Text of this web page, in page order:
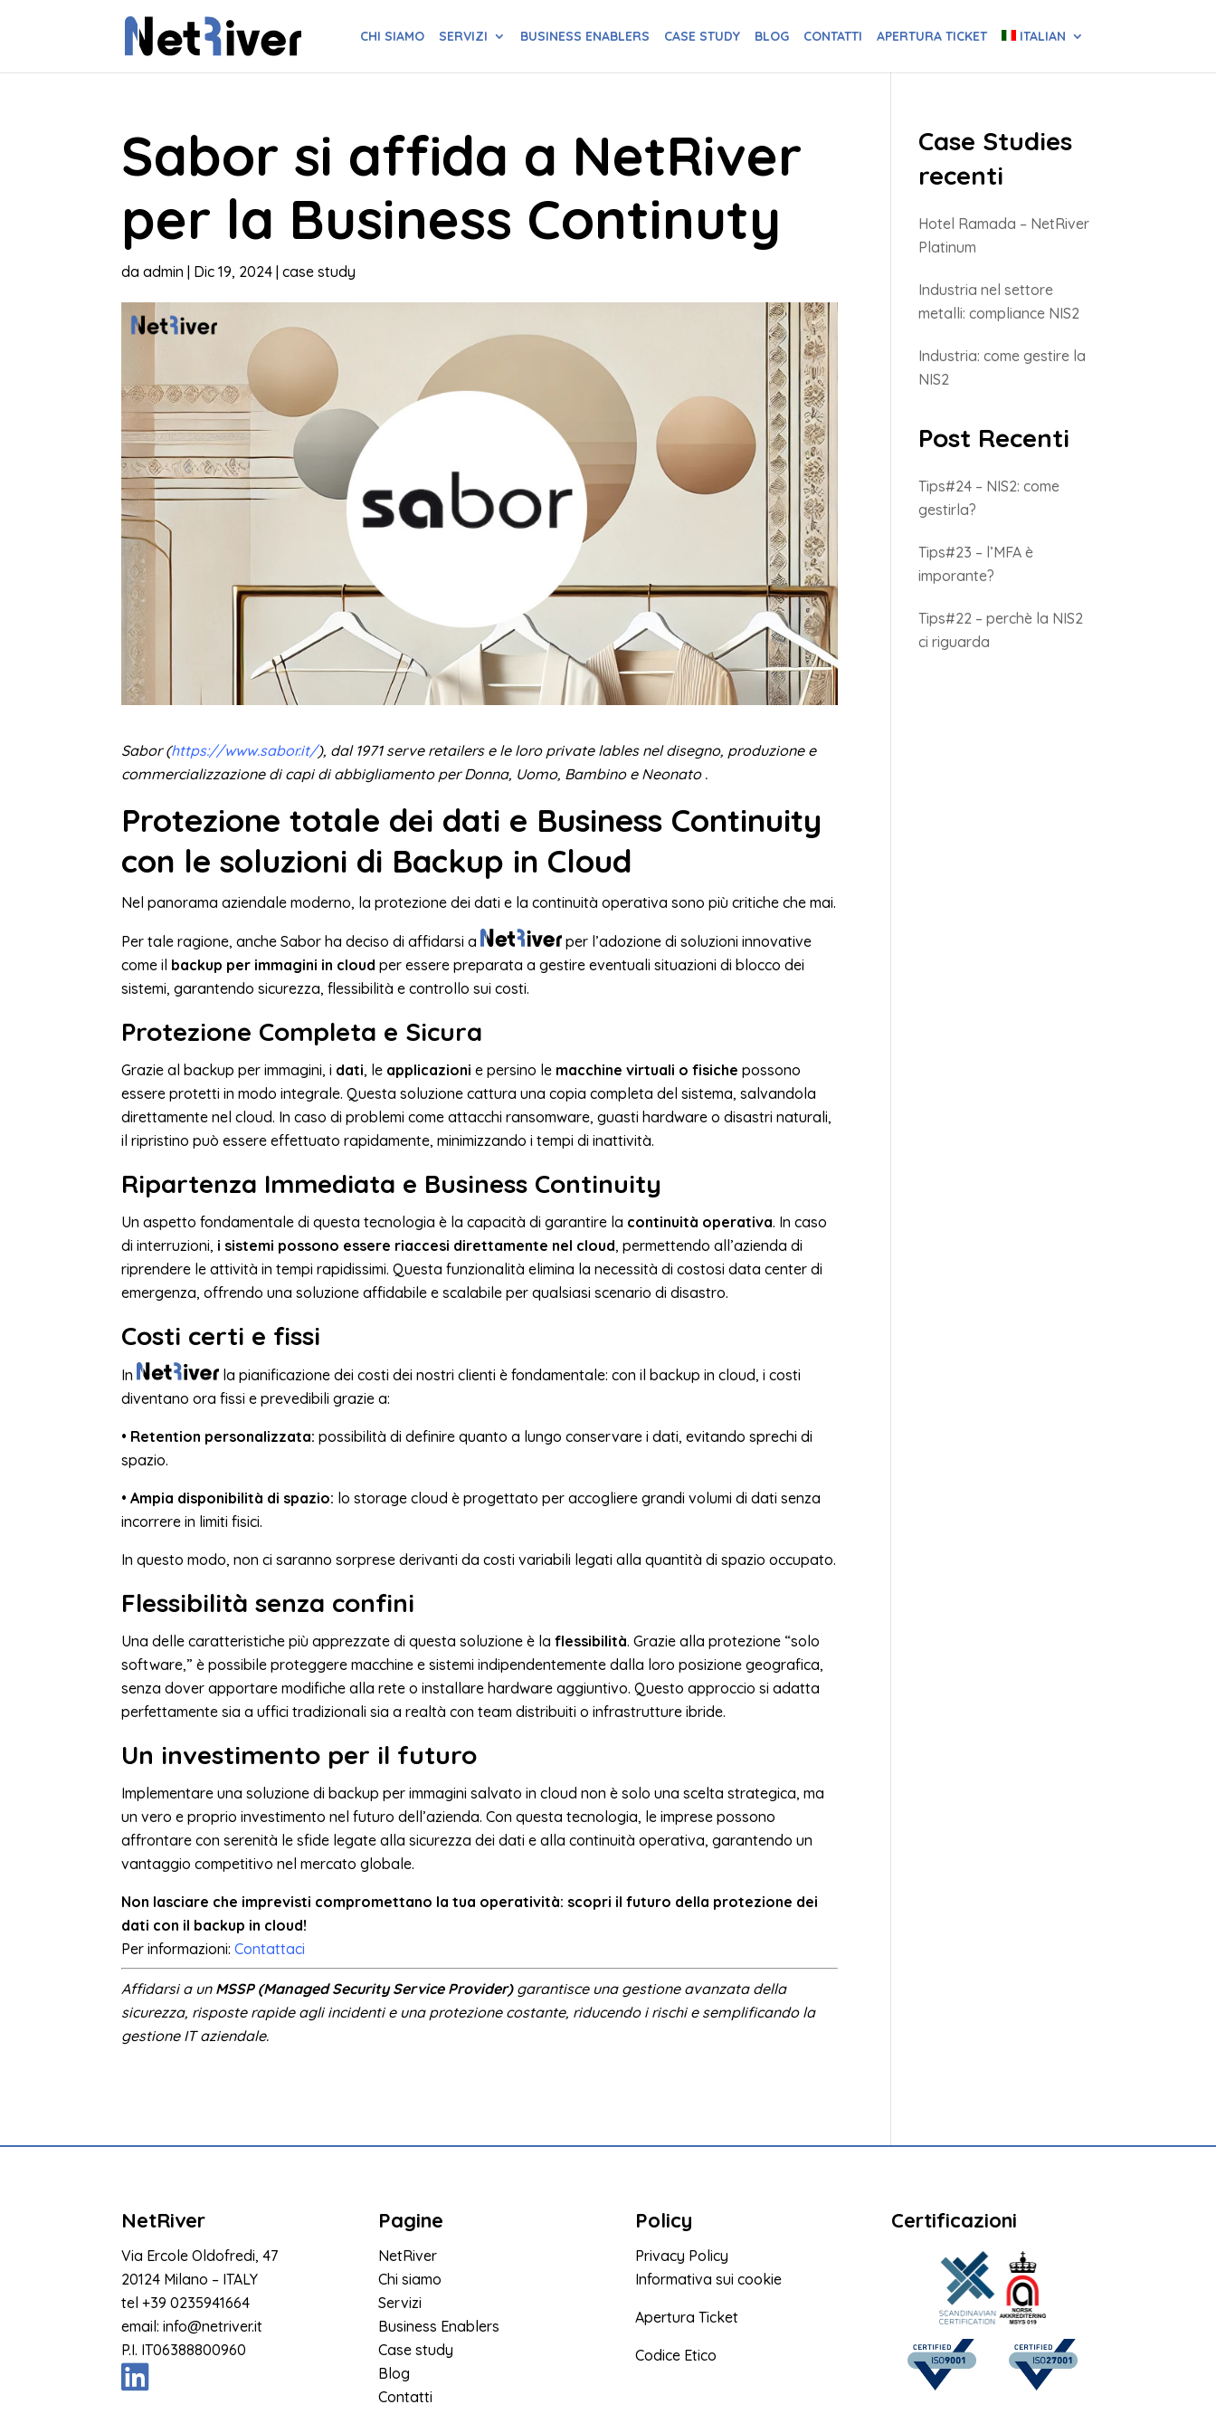
CHI SIAMO SERVIZI BUSINESS ENABLERS CASE STUDY BLOG CONTATTI APERTURA TICKET ITALIAN
Sabor si affida a NetRiver
per la Business Continuty
daadmin | Dic 19, 2024 |case study
Sabor (https://www.sabor.it/), dal 1971 serve retailers e le loro private lables nel disegno, produzione e
commercializzazione di capi di abbigliamento per Donna, Uomo, Bambino e Neonato .
Protezione totale dei dati e Business Continuity
con le soluzioni di Backup in Cloud
Nel panorama aziendale moderno, la protezione dei dati e la continuità operativa sono più critiche che mai.
Per tale ragione, anche Sabor ha deciso di affidarsi a
per l’adozione di soluzioni innovative
come il backup per immagini in cloud per essere preparata a gestire eventuali situazioni di blocco dei
sistemi, garantendo sicurezza, flessibilità e controllo sui costi.
Protezione Completa e Sicura
Grazie al backup per immagini, i dati, le applicazioni e persino le macchine virtuali o fisiche possono
essere protetti in modo integrale. Questa soluzione cattura una copia completa del sistema, salvandola
direttamente nel cloud. In caso di problemi come attacchi ransomware, guasti hardware o disastri naturali,
il ripristino può essere effettuato rapidamente, minimizzando i tempi di inattività.
Ripartenza Immediata e Business Continuity
Un aspetto fondamentale di questa tecnologia è la capacità di garantire la continuità operativa. In caso
di interruzioni, i sistemi possono essere riaccesi direttamente nel cloud, permettendo all’azienda di
riprendere le attività in tempi rapidissimi. Questa funzionalità elimina la necessità di costosi data center di
emergenza, offrendo una soluzione affidabile e scalabile per qualsiasi scenario di disastro.
Costi certi e fissi
In
la pianificazione dei costi dei nostri clienti è fondamentale: con il backup in cloud, i costi
diventano ora fissi e prevedibili grazie a:
• Retention personalizzata: possibilità di definire quanto a lungo conservare i dati, evitando sprechi di
spazio.
•Ampia disponibilità di spazio: lo storage cloud è progettato per accogliere grandi volumi di dati senza
incorrere in limiti fisici.
In questo modo, non ci saranno sorprese derivanti da costi variabili legati alla quantità di spazio occupato.
Flessibilità senza confini
Una delle caratteristiche più apprezzate di questa soluzione è laflessibilità. Grazie alla protezione “solo
software,” è possibile proteggere macchine e sistemi indipendentemente dalla loro posizione geografica,
senza dover apportare modifiche alla rete o installare hardware aggiuntivo. Questo approccio si adatta
perfettamente sia a uffici tradizionali sia a realtà con team distribuiti o infrastrutture ibride.
Un investimento per il futuro
Implementare una soluzione di backup per immagini salvato in cloud non è solo una scelta strategica, ma
un vero e proprio investimento nel futuro dell’azienda. Con questa tecnologia, le imprese possono
affrontare con serenità le sfide legate alla sicurezza dei dati e alla continuità operativa, garantendo un
vantaggio competitivo nel mercato globale.
Non lasciare che imprevisti compromettano la tua operatività: scopri il futuro della protezione dei
dati con il backup in cloud!
Per informazioni:Contattaci
Affidarsi a un MSSP (Managed Security Service Provider)garantisce una gestione avanzata della
sicurezza, risposte rapide agli incidenti e una protezione costante, riducendo i rischi e semplificando la
gestione IT aziendale.
Case Studies
recenti
Hotel Ramada – NetRiver
Platinum
Industria nel settore
metalli: compliance NIS2
Industria: come gestire la
NIS2
Post Recenti
Tips#24 – NIS2: come
gestirla?
Tips#23 – l’MFA è
imporante?
Tips#22 – perchè la NIS2
ci riguarda
NetRiver
Via Ercole Oldofredi, 47
20124 Milano – ITALY
tel+39 0235941664
email:info@netriver.it
P.I. IT06388800960
Pagine
NetRiver
Chi siamo
Servizi
Business Enablers
Case study
Blog
Contatti
Policy
Privacy Policy
Informativa sui cookie
Apertura Ticket
Codice Etico
Certificazioni